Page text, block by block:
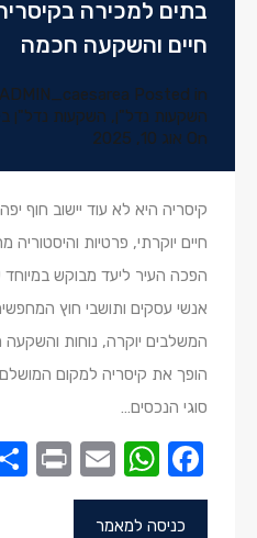
בתים למכירה
חיים והשקעה חכמה
ADMIN_caesarea Posted in
השקעות נדל"ן, השקעות נדל"ן
On אוג 10, 2025
קיסריה היא לא עוד יישוב חוף
חיים יוקרתי, פרטיות
הפכה העיר ליעד מבוקש
אנשי עסקים ותושבי חוץ
המשלבים יוקרה, נוחות
הופך את קיסריה למקום
סוגי הנכסים…
Facebook
Email
כניסה למאמר